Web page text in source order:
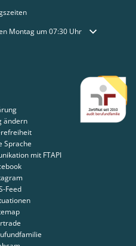
oder Schließzeiten auszublenden
Montag um 07:30 Uhr
ändern
Sprache
mit FTAPI
Feed